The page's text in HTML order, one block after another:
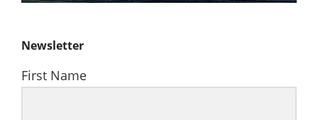
Newsletter
First Name